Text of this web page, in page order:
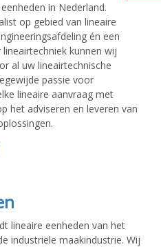
in Nederland.
op gebied van lineaire
én een
kunnen wij
al uw lineairtechnische
passie voor
lineaire aanvraag met
het adviseren en leveren van
lineaire eenheden van het
industriële maakindustrie. Wij